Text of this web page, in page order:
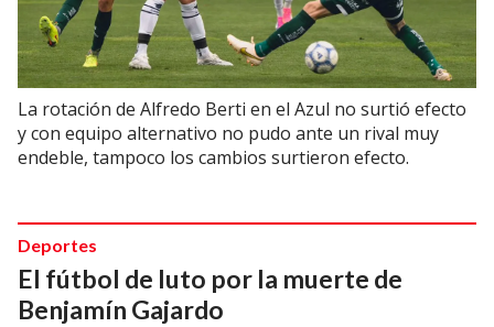
La rotación de Alfredo Berti en el Azul no surtió efecto
y con equipo alternativo no pudo ante un rival muy
endeble, tampoco los cambios surtieron efecto.
El fútbol de luto por la muerte de
Benjamín Gajardo
Deportes